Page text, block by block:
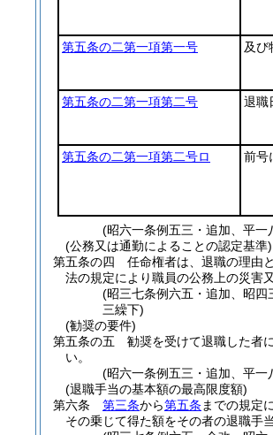
第五条の二第一項第一号
及び
第五条の二第一項第二号
退職
第五条の二第一項第二号ロ
前号
(昭六一条例五三・追加、平
(公務又は通勤によることの認定基準)
第五条の四
任命権者は、退職の理由
法の規定により職員の公務上の災害
(昭三七条例六五・追加、昭
三繰下)
(勧奨の要件)
第五条の五
勧奨を受けて退職した者
い。
(昭六一条例五三・追加、平
(退職手当の基本額の最高限度額)
第六条
第三条から第五条 までの規定
その乗じて得た額をその者の退職手